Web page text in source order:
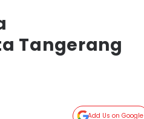
Tangerang
Add Us on Google